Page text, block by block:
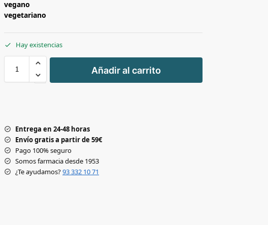
vegano
vegetariano
Hay existencias
+
-
Añadir al carrito
Entrega en 24-48 horas
Envío gratis a partir de 59€
Pago 100% seguro
Somos farmacia desde 1953
¿Te ayudamos?93 332 10 71